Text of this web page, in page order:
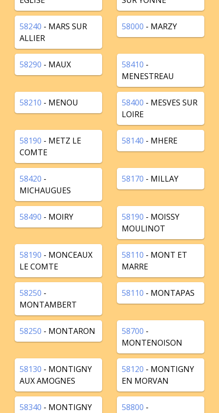
58240 - MARS SUR
ALLIER
58000 - MARZY
58290 - MAUX 58410 -
MENESTREAU
58210 - MENOU 58400 - MESVES SUR
LOIRE
58190 - METZ LE
COMTE
58140 - MHERE
58420 -
MICHAUGUES
58170 - MILLAY
58490 - MOIRY 58190 - MOISSY
MOULINOT
58190 - MONCEAUX
LE COMTE
58110 - MONT ET
MARRE
58250 -
MONTAMBERT
58110 - MONTAPAS
58250 - MONTARON 58700 -
MONTENOISON
58130 - MONTIGNY
AUX AMOGNES
58120 - MONTIGNY
EN MORVAN
58340 - MONTIGNY
58800 -